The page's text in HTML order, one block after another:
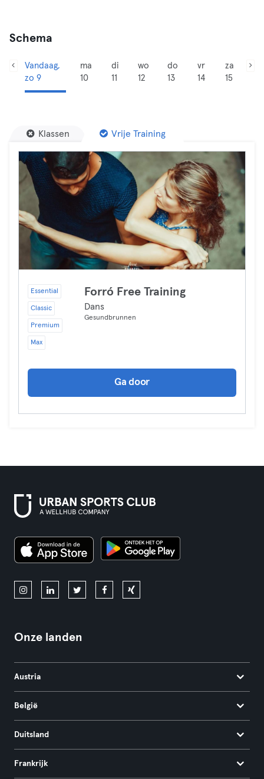
Schema
Vandaag,
zo 9
ma
10
di
11
wo
12
do
13
vr
14
za
15
Klassen Vrije Training
Essential
Classic
Premium
Max
Forró Free Training
Dans
Gesundbrunnen
Ga door
Onze landen
Austria
België
Duitsland
Frankrijk